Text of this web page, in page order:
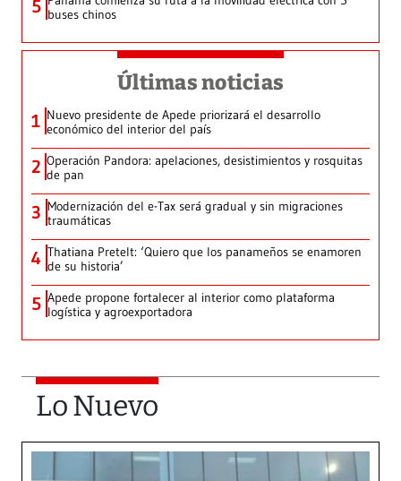
5 buses chinos
Últimas noticias
1 Nuevo presidente de Apede priorizará el desarrollo
económico del interior del país
2 Operación Pandora: apelaciones, desistimientos y rosquitas
de pan
3 Modernización del e-Tax será gradual y sin migraciones
traumáticas
4 Thatiana Pretelt: ‘Quiero que los panameños se enamoren
de su historia’
5 Apede propone fortalecer al interior como plataforma
logística y agroexportadora
Lo Nuevo